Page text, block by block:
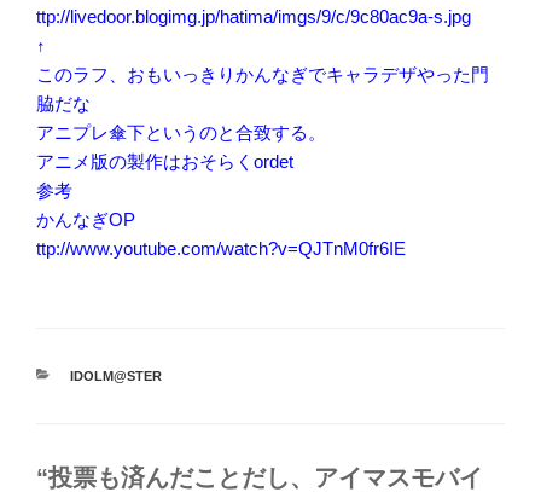
ttp://livedoor.blogimg.jp/hatima/imgs/9/c/9c80ac9a-s.jpg
↑
このラフ、おもいっきりかんなぎでキャラデザやった門
脇だな
アニプレ傘下というのと合致する。
アニメ版の製作はおそらくordet
参考
かんなぎOP
ttp://www.youtube.com/watch?v=QJTnM0fr6IE
カ
IDOLM@STER
“投票も済んだことだし、アイマスモバイ